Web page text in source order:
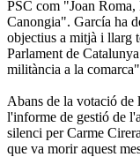
PSC com "Joan
Canongia". García ha
objectius a mitjà i llarg
Parlament de
militància a la
Abans de la votació de
l'informe de gestió de
silenci per Carme
que va morir aquest